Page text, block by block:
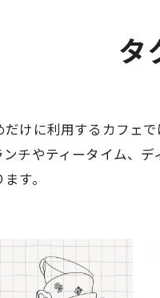
タ
けに利用するカフェ
チやティータイム、
す。